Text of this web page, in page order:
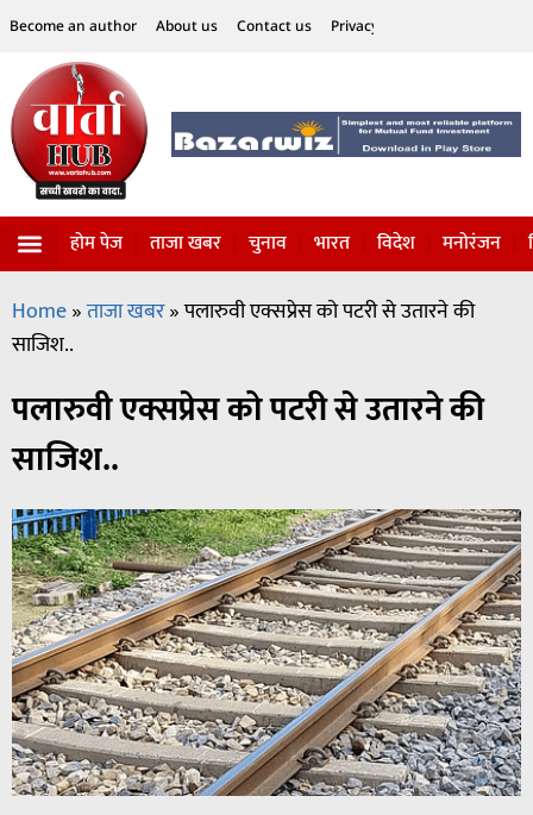
Become an author About us Contact us Privacy Policy
होम पेज ताजा खबर चुनाव भारत विदेश मनोरंजन
Home»ताजा खबर»पलारुवी एक्सप्रेस को पटरी से उतारने की
साजिश..
पलारुवी एक्सप्रेस को पटरी से उतारने की
साजिश..